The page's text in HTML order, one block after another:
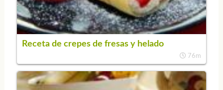
Receta de crepes de fresas y helado
76m